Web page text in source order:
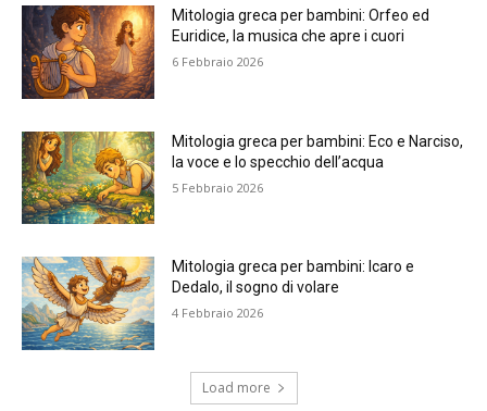
Mitologia greca per bambini: Orfeo ed
Euridice, la musica che apre i cuori
6 Febbraio 2026
Mitologia greca per bambini: Eco e Narciso,
la voce e lo specchio dell’acqua
5 Febbraio 2026
Mitologia greca per bambini: Icaro e
Dedalo, il sogno di volare
4 Febbraio 2026
Load more